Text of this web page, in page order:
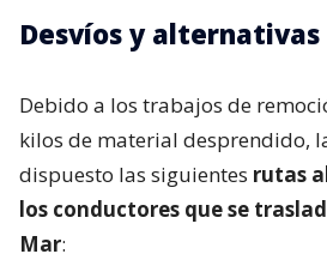
Desvíos y
Debido a los trabajos de
kilos de material desprendido,
dispuesto las siguientes rutas
los conductores que se
Mar: